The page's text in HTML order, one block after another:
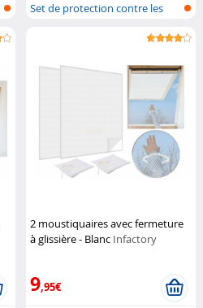
Set de protection contre les
2 moustiquaires avec fermeture
à glissière - Blanc Infactory
9,95€